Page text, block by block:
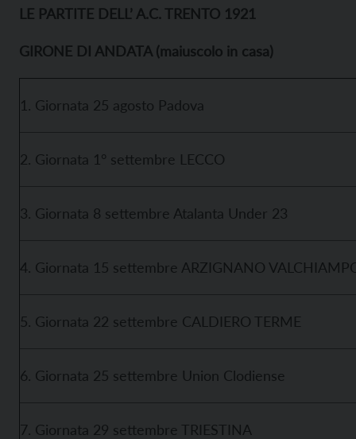
LE PARTITE DELL’ A.C. TRENTO 1921
GIRONE DI ANDATA (maiuscolo in casa)
1. Giornata 25 agosto Padova
2. Giornata 1° settembre LECCO
3. Giornata 8 settembre Atalanta Under 23
4. Giornata 15 settembre ARZIGNANO
5. Giornata 22 settembre CALDIERO TERME
6. Giornata 25 settembre Union Clodiense
7. Giornata 29 settembre TRIESTINA